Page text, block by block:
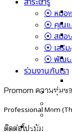
Cal-
●
●
●
Cal-D-
Cal-D
Pro
สาระน่ารู้